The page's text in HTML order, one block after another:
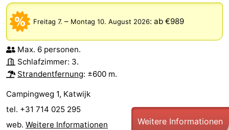
Freitag 7. – Montag 10. August 2026: ab €989
Max. 6 personen.
Schlafzimmer: 3.
Strandentfernung: ±600 m.
Campingweg 1, Katwijk
tel. +31 714 025 295
web. Weitere Informationen Weitere Informationen